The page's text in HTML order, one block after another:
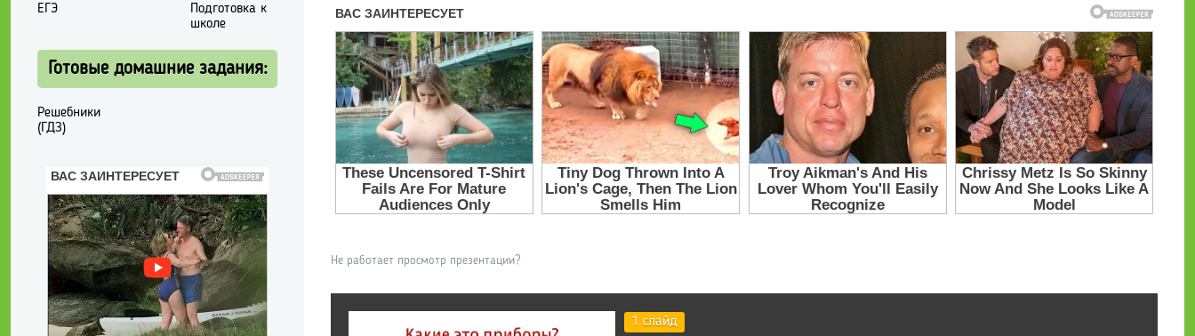
Не работает просмотр презентации?
1 слайд
ЕГЭ
Подготовка к
школе
Готовые домашние задания:
Решебники
(ГДЗ)